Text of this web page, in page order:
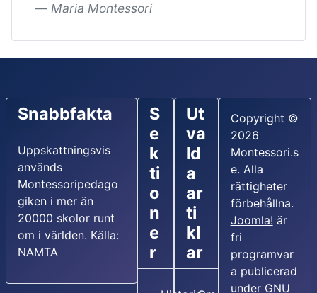
Maria Montessori
Snabbfakta
Uppskattningsvis
används
Montessoripedago
giken i mer än
20000 skolor runt
om i världen. Källa:
NAMTA
S
e
k
ti
o
n
e
r
Ut
va
ld
a
ar
ti
kl
ar
Copyright ©
2026
Montessori.s
e. Alla
rättigheter
förbehållna.
Joomla! är
fri
programvar
a publicerad
under GNU